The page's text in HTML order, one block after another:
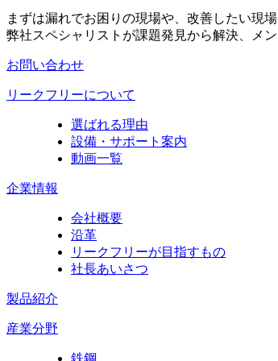
まずは漏れでお困りの現場や、改善したい現
弊社スペシャリストが課題発見から解決、メ
お問い合わせ
リークフリーについて
選ばれる理由
設備・サポート案内
動画一覧
企業情報
会社概要
沿革
リークフリーが目指すもの
社長あいさつ
製品紹介
産業分野